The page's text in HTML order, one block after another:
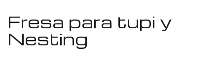
Fresa para tupi y
Nesting